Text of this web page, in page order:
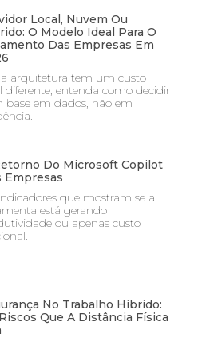
Local, Nuvem Ou
O Modelo Ideal Para O
Das Empresas Em
arquitetura tem um custo
diferente, entenda como decidir
base em dados, não em
Do Microsoft Copilot
Empresas
que mostram se a
está gerando
ou apenas custo
No Trabalho Híbrido:
Que A Distância Física